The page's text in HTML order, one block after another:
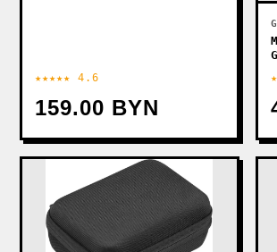
★★★★★ 4.6
159.00 BYN